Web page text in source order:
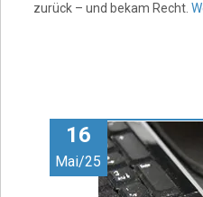
zurück – und bekam Recht.
16
Mai/25